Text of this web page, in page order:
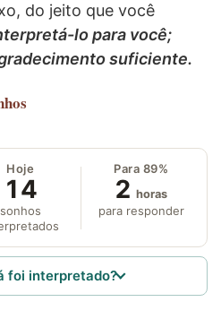
do jeito que você
lo para você;
suficiente.
Hoje
14
sonhos
Para 89%
2 horas
para responder
foi interpretado?